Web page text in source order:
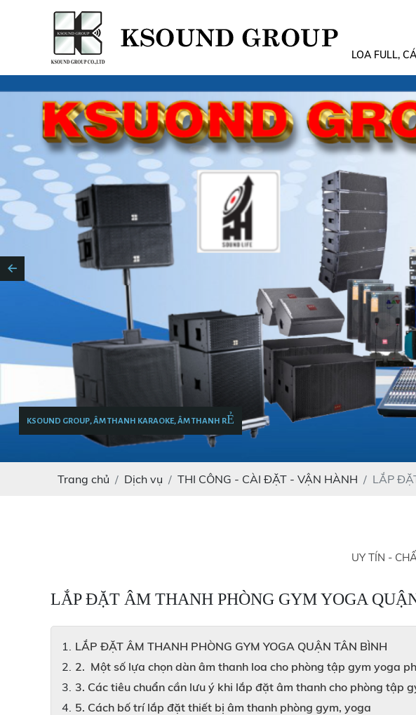
LOA FULL,
KSOUND GROUP, ÂM THANH KARAOKE, ÂM THANH RẺ
Trang chủ Dịch vụ THI CÔNG - CÀI ĐẶT - VẬN HÀNH LẮP
UY TÍN -
LẮP ĐẶT ÂM THANH PHÒNG GYM YOGA
LẮP ĐẶT ÂM THANH PHÒNG GYM YOGA QUẬN TÂN BÌNH
2. Một số lựa chọn dàn âm thanh loa cho phòng tập gym yoga
3. Các tiêu chuẩn cần lưu ý khi lắp đặt âm thanh cho phòng tập
5. Cách bố trí lắp đặt thiết bị âm thanh phòng gym, yoga